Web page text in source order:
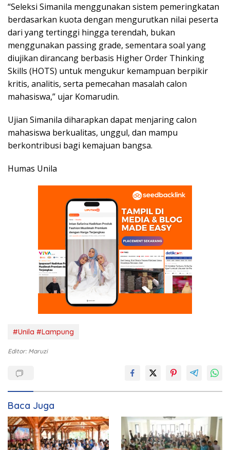
“Seleksi Simanila menggunakan sistem pemeringkatan
berdasarkan kuota dengan mengurutkan nilai peserta
dari yang tertinggi hingga terendah, bukan
menggunakan passing grade, sementara soal yang
diujikan dirancang berbasis Higher Order Thinking
Skills (HOTS) untuk mengukur kemampuan berpikir
kritis, analitis, serta pemecahan masalah calon
mahasiswa,” ujar Komarudin.
Ujian Simanila diharapkan dapat menjaring calon
mahasiswa berkualitas, unggul, dan mampu
berkontribusi bagi kemajuan bangsa.
Humas Unila
#Unila #Lampung
Editor: Maruzi
Baca Juga